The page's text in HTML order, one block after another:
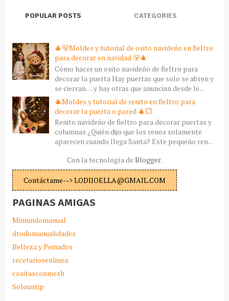
POPULAR POSTS CATEGORIES
🎄🐻Moldes y tutorial de osito navideño en fieltro
para decorar en navidad 🐻🎄
Cómo hacer un osito navideño de fieltro para
decorar la puerta Hay puertas que solo se abren y
se cierran… y hay otras que anuncian desde le...
🎄Moldes y tutorial de renito en fieltro para
decorar la puerta o pared 🎄💥
Renito navideño de fieltro para decorar puertas y
columnas ¿Quién dijo que los renos solamente
aparecen cuando llega Santa? Este pequeño ren...
Con la tecnología de Blogger.
Contáctame--> LODIJOELLA@GMAIL.COM
PAGINAS AMIGAS
Mimundomanual
dtodomanualidades
Belleza y Peinados
recetariosenlinea
cositasconmesh
Solountip